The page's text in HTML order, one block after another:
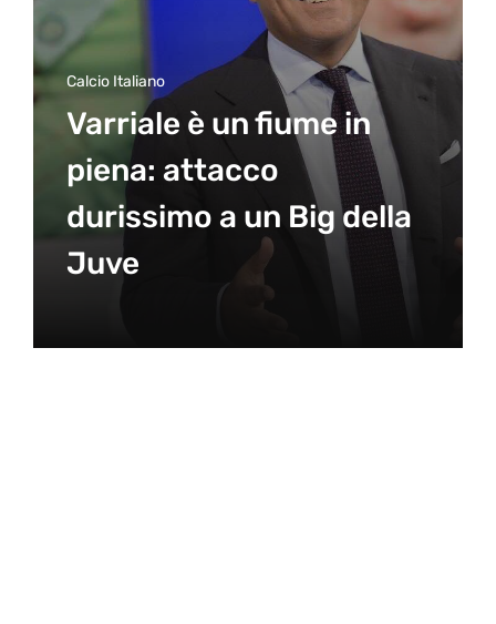
Calcio Italiano
Varriale è un fiume in
piena: attacco
durissimo a un Big della
Juve